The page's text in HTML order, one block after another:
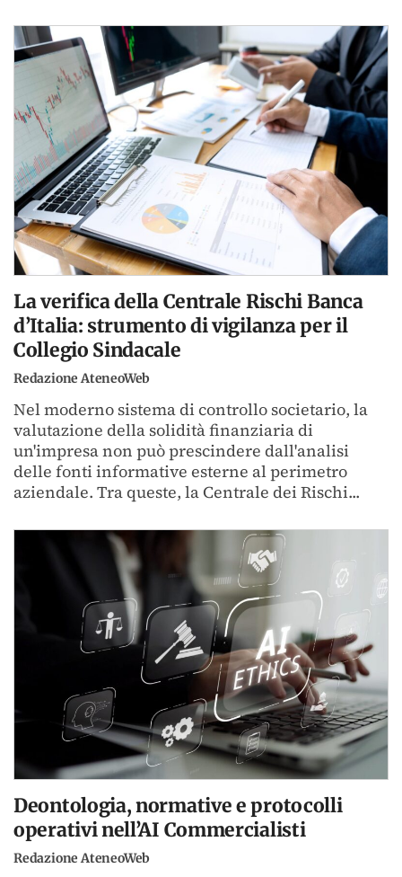
La verifica della Centrale Rischi Banca
d’Italia: strumento di vigilanza per il
Collegio Sindacale
Redazione AteneoWeb
Nel moderno sistema di controllo societario, la
valutazione della solidità finanziaria di
un'impresa non può prescindere dall'analisi
delle fonti informative esterne al perimetro
aziendale. Tra queste, la Centrale dei Rischi...
Deontologia, normative e protocolli
operativi nell’AI Commercialisti
Redazione AteneoWeb